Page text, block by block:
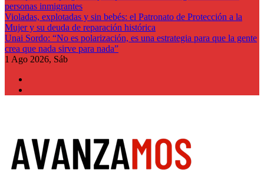
personas inmigrantes
Violadas, explotadas y sin bebés: el Patronato de Protección a la
Mujer y su deuda de reparación histórica
Unai Sordo: “No es polarización, es una estrategia para que la gente
crea que nada sirve para nada”
1 Ago 2026, Sáb